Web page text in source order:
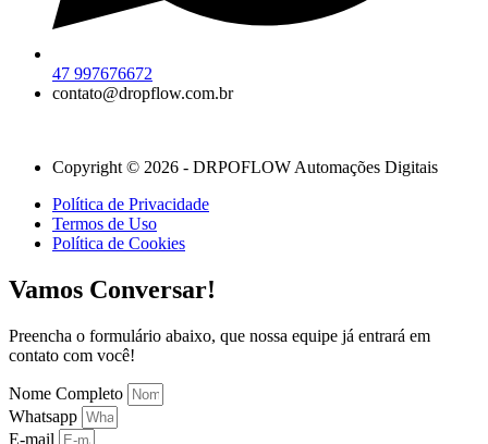
47 997676672
contato@dropflow.com.br
Copyright © 2026 - DRPOFLOW Automações Digitais
Política de Privacidade
Termos de Uso
Política de Cookies
Vamos Conversar!
Preencha o formulário abaixo, que nossa equipe já entrará em
contato com você!
Nome Completo
Whatsapp
E-mail